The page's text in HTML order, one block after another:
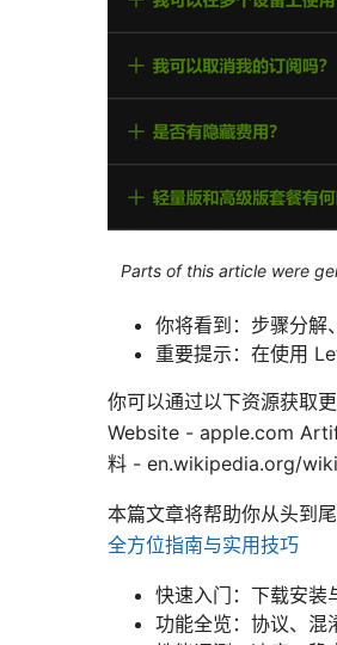
Parts of this article were
你将看到：步骤分解
重要提示：在使用
你可以通过以下资源获取
Website - apple.com
料 - en.wikipedia.org/
本篇文章将帮助你从头到
全方位指南与实用技巧
快速入门：下载安装
功能全览：协议、混